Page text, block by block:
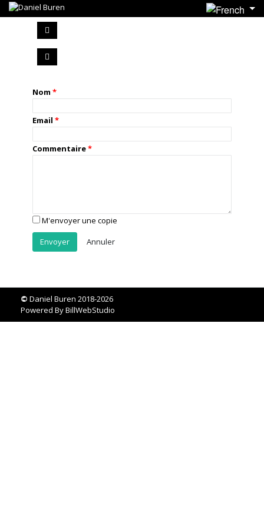
Nom
Email
Commentaire
M'envoyer une copie
Annuler
© Daniel Buren 2018-2026
Powered ByBillWebStudio